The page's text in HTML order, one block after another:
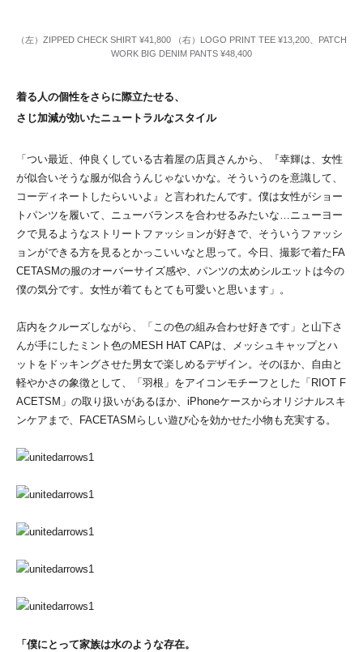
（左）ZIPPED CHECK SHIRT ¥41,800 （右）LOGO PRINT TEE ¥13,200、PATCH
WORK BIG DENIM PANTS ¥48,400
着る人の個性をさらに際立たせる、
さじ加減が効いたニュートラルなスタイル
「つい最近、仲良くしている古着屋の店員さんから、『幸輝は、女性
が似合いそうな服が似合うんじゃないかな。そういうのを意識して、
コーディネートしたらいいよ』と言われたんです。僕は女性がショー
トパンツを履いて、ニューバランスを合わせるみたいな…ニューヨー
クで見るようなストリートファッションが好きで、そういうファッシ
ョンができる方を見るとかっこいいなと思って。今日、撮影で着たFA
CETASMの服のオーバーサイズ感や、パンツの太めシルエットは今の
僕の気分です。女性が着てもとても可愛いと思います」。
店内をクルーズしながら、「この色の組み合わせ好きです」と山下さ
んが手にしたミント色のMESH HAT CAPは、メッシュキャップとハ
ットをドッキングさせた男女で楽しめるデザイン。そのほか、自由と
軽やかさの象徴として、「羽根」をアイコンモチーフとした「RIOT F
ACETSM」の取り扱いがあるほか、iPhoneケースからオリジナルスキ
ンケアまで、FACETASMらしい遊び心を効かせた小物も充実する。
「僕にとって家族は水のような存在。